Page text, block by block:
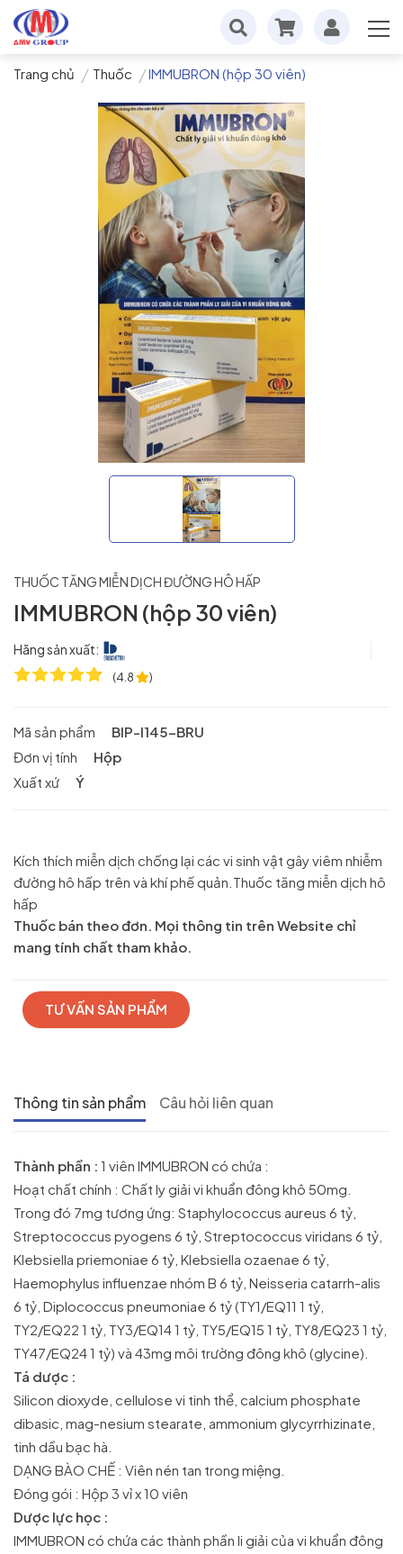
Trang chủ Thuốc IMMUBRON (hộp 30 viên)
THUỐC TĂNG MIỄN DỊCH ĐƯỜNG HÔ HẤP
IMMUBRON (hộp 30 viên)
Hãng sản xuất:
(4.8 )
Mã sản phẩm
BIP-I145-BRU
Đơn vị tính
Hộp
Xuất xứ
Ý
Kích thích miễn dịch chống lại các vi sinh vật gây viêm nhiễm
đường hô hấp trên và khí phế quản.Thuốc tăng miễn dịch hô
hấp
Thuốc bán theo đơn. Mọi thông tin trên Website chỉ
mang tính chất tham khảo.
TƯ VẤN SẢN PHẨM
Thông tin sản phẩm Câu hỏi liên quan
Thành phần : 1 viên IMMUBRON có chứa :
Hoạt chất chính : Chất ly giải vi khuẩn đông khô 50mg.
Trong đó 7mg tương ứng: Staphylococcus aureus 6 tỷ,
Streptococcus pyogens 6 tỷ, Streptococcus viridans 6 tỷ,
Klebsiella priemoniae 6 tỷ, Klebsiella ozaenae 6 tỷ,
Haemophylus influenzae nhóm B 6 tỷ, Neisseria catarrh-alis
6 tỷ, Diplococcus pneumoniae 6 tỷ (TY1/EQ11 1 tỷ,
TY2/EQ22 1 tỷ, TY3/EQ14 1 tỷ, TY5/EQ15 1 tỷ, TY8/EQ23 1 tỷ,
TY47/EQ24 1 tỷ) và 43mg môi trường đông khô (glycine).
Tá dược :
Silicon dioxyde, cellulose vi tinh thể, calcium phosphate
dibasic, mag-nesium stearate, ammonium glycyrrhizinate,
tinh dầu bạc hà.
DẠNG BÀO CHẾ : Viên nén tan trong miệng.
Đóng gói : Hộp 3 vỉ x 10 viên
Dược lực học :
IMMUBRON có chứa các thành phần li giải của vi khuẩn đông